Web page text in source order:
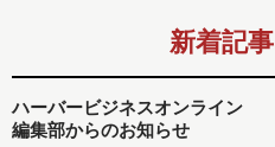
新着記事
ハーバービジネスオンライン
編集部からのお知らせ